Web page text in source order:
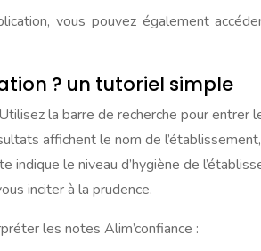
vous pouvez également
? un tutoriel simple
Utilisez la barre de recherche pour entrer
affichent le nom de
indique le niveau d’hygiène de
inciter à la prudence.
les notes Alim’confiance :